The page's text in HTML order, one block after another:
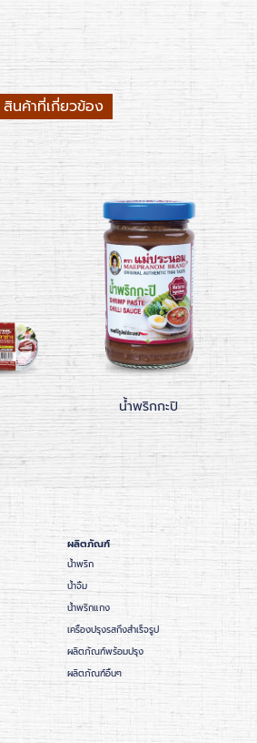
สินค้าที่เกี่ยวข้อง
น้ำพริกกะปิ
ผลิตภัณฑ์
น้ำพริก
น้ำจิ้ม
น้ำพริกแกง
เครื่องปรุงรสกึ่งสำเร็จรูป
ผลิตภัณฑ์พร้อมปรุง
ผลิตภัณฑ์อื่นๆ